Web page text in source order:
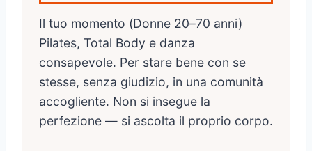
Il tuo momento (Donne 20–70 anni)
Pilates, Total Body e danza
consapevole. Per stare bene con se
stesse, senza giudizio, in una comunità
accogliente. Non si insegue la
perfezione — si ascolta il proprio corpo.